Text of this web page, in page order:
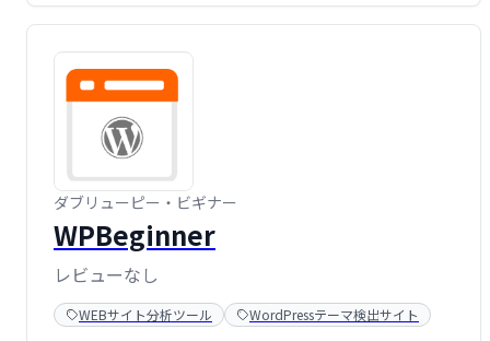
ダブリューピー・ビギナー
WPBeginner
レビューなし
WEBサイト分析ツール WordPressテーマ検出サイト